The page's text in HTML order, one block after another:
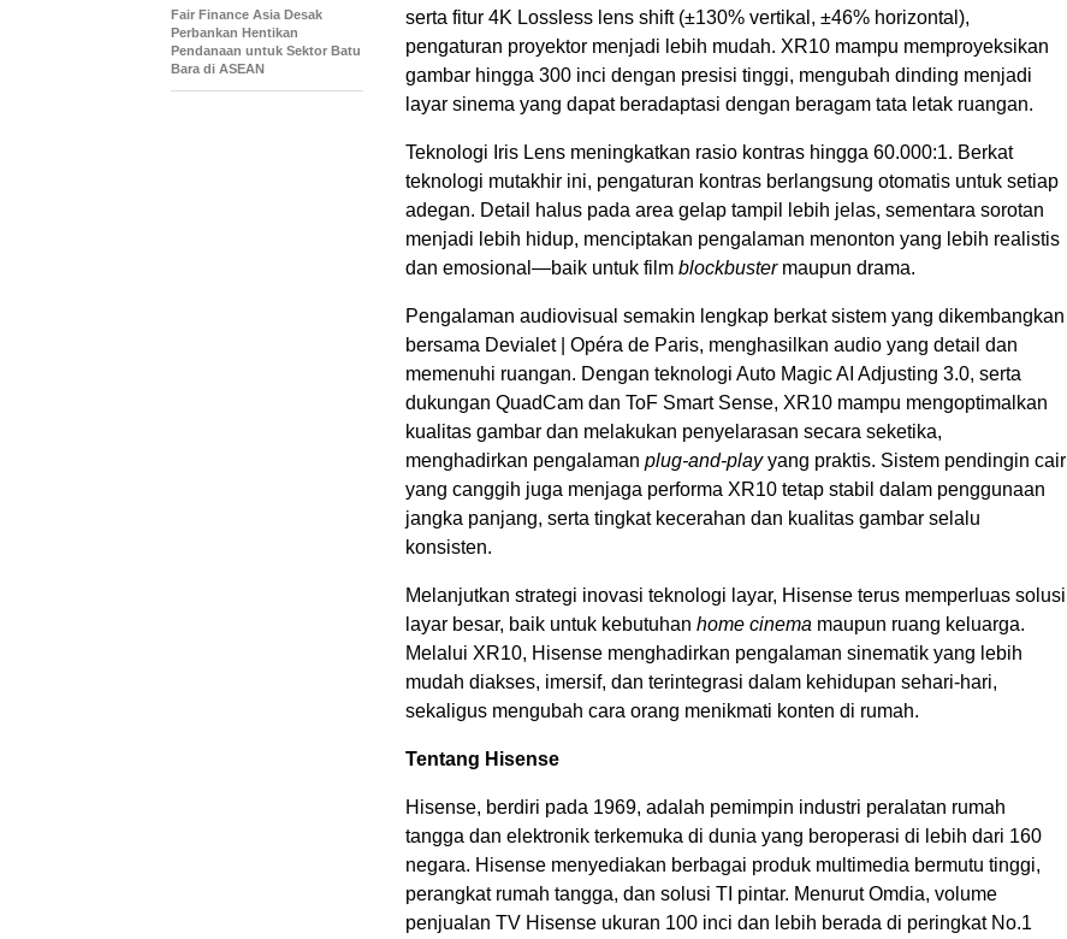
serta fitur 4K Lossless lens shift (±130% vertikal, ±46% horizontal),
pengaturan proyektor menjadi lebih mudah. XR10 mampu memproyeksikan
gambar hingga 300 inci dengan presisi tinggi, mengubah dinding menjadi
layar sinema yang dapat beradaptasi dengan beragam tata letak ruangan.
Teknologi Iris Lens meningkatkan rasio kontras hingga 60.000:1. Berkat
teknologi mutakhir ini, pengaturan kontras berlangsung otomatis untuk setiap
adegan. Detail halus pada area gelap tampil lebih jelas, sementara sorotan
menjadi lebih hidup, menciptakan pengalaman menonton yang lebih realistis
dan emosional—baik untuk film blockbustermaupun drama.
Pengalaman audiovisual semakin lengkap berkat sistem yang dikembangkan
bersama Devialet | Opéra de Paris, menghasilkan audio yang detail dan
memenuhi ruangan. Dengan teknologi Auto Magic AI Adjusting 3.0, serta
dukungan QuadCam dan ToF Smart Sense, XR10 mampu mengoptimalkan
kualitas gambar dan melakukan penyelarasan secara seketika,
menghadirkan pengalaman plug-and-playyang praktis. Sistem pendingin cair
yang canggih juga menjaga performa XR10 tetap stabil dalam penggunaan
jangka panjang, serta tingkat kecerahan dan kualitas gambar selalu
konsisten.
Melanjutkan strategi inovasi teknologi layar, Hisense terus memperluas solusi
layar besar, baik untuk kebutuhan home cinema maupun ruang keluarga.
Melalui XR10, Hisense menghadirkan pengalaman sinematik yang lebih
mudah diakses, imersif, dan terintegrasi dalam kehidupan sehari-hari,
sekaligus mengubah cara orang menikmati konten di rumah.
Tentang Hisense
Hisense, berdiri pada 1969, adalah pemimpin industri peralatan rumah
tangga dan elektronik terkemuka di dunia yang beroperasi di lebih dari 160
negara. Hisense menyediakan berbagai produk multimedia bermutu tinggi,
perangkat rumah tangga, dan solusi TI pintar. Menurut Omdia, volume
penjualan TV Hisense ukuran 100 inci dan lebih berada di peringkat No.1
Fair Finance Asia Desak
Perbankan Hentikan
Pendanaan untuk Sektor Batu
Bara di ASEAN